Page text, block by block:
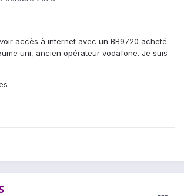
accès à internet avec un BB9720 acheté
uni, ancien opérateur vodafone. Je suis